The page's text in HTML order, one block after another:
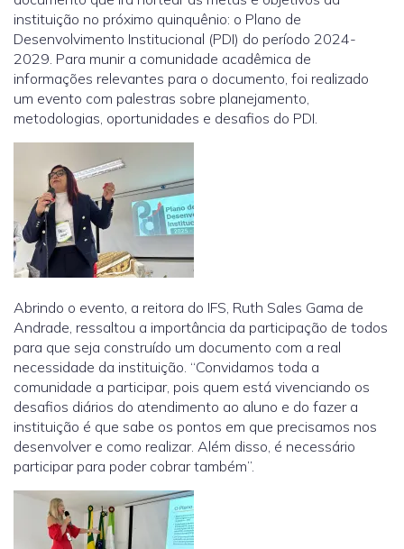
instituição no próximo quinquênio: o Plano de
Desenvolvimento Institucional (PDI) do período 2024-
2029. Para munir a comunidade acadêmica de
informações relevantes para o documento, foi realizado
um evento com palestras sobre planejamento,
metodologias, oportunidades e desafios do PDI.
Abrindo o evento, a reitora do IFS, Ruth Sales Gama de
Andrade, ressaltou a importância da participação de todos
para que seja construído um documento com a real
necessidade da instituição. “Convidamos toda a
comunidade a participar, pois quem está vivenciando os
desafios diários do atendimento ao aluno e do fazer a
instituição é que sabe os pontos em que precisamos nos
desenvolver e como realizar. Além disso, é necessário
participar para poder cobrar também”.